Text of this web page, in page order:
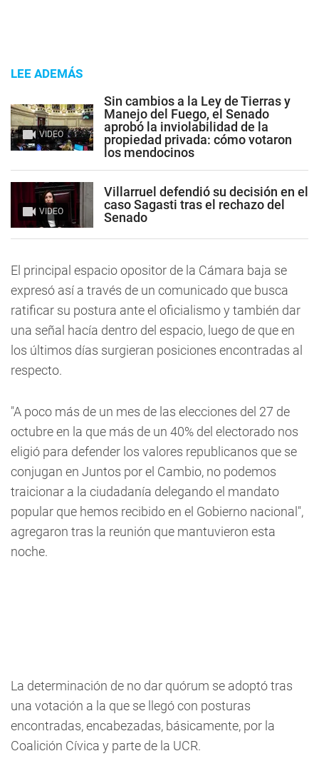
LEE ADEMÁS
VIDEO
Sin cambios a la Ley de Tierras y
Manejo del Fuego, el Senado
aprobó la inviolabilidad de la
propiedad privada: cómo votaron
los mendocinos
VIDEO
Villarruel defendió su decisión en el
caso Sagasti tras el rechazo del
Senado
El principal espacio opositor de la Cámara baja se
expresó así a través de un comunicado que busca
ratificar su postura ante el oficialismo y también dar
una señal hacía dentro del espacio, luego de que en
los últimos días surgieran posiciones encontradas al
respecto.
"A poco más de un mes de las elecciones del 27 de
octubre en la que más de un 40% del electorado nos
eligió para defender los valores republicanos que se
conjugan en Juntos por el Cambio, no podemos
traicionar a la ciudadanía delegando el mandato
popular que hemos recibido en el Gobierno nacional",
agregaron tras la reunión que mantuvieron esta
noche.
La determinación de no dar quórum se adoptó tras
una votación a la que se llegó con posturas
encontradas, encabezadas, básicamente, por la
Coalición Cívica y parte de la UCR.